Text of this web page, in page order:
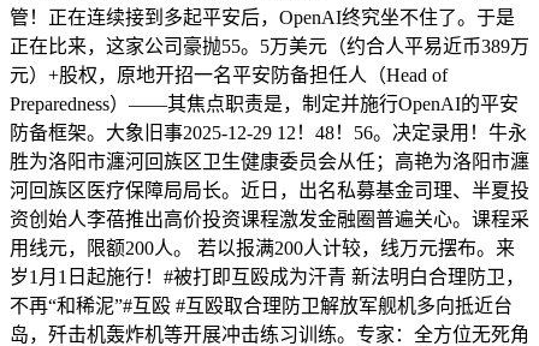
管！正在连续接到多起平安后，OpenAI终究坐不住了。于是
正在比来，这家公司豪抛55。5万美元（约合人平易近币389万
元）+股权，原地开招一名平安防备担任人（Head of
Preparedness）——其焦点职责是，制定并施行OpenAI的平安
防备框架。大象旧事2025-12-29 12！48！56。决定录用！牛永
胜为洛阳市瀍河回族区卫生健康委员会从任；高艳为洛阳市瀍
河回族区医疗保障局局长。近日，出名私募基金司理、半夏投
资创始人李蓓推出高价投资课程激发金融圈普遍关心。课程采
用线元，限额200人。 若以报满200人计较，线万元摆布。来
岁1月1日起施行！#被打即互殴成为汗青 新法明白合理防卫，
不再“和稀泥”#互殴 #互殴取合理防卫解放军舰机多向抵近台
岛，歼击机轰炸机等开展冲击练习训练。专家：全方位无死角